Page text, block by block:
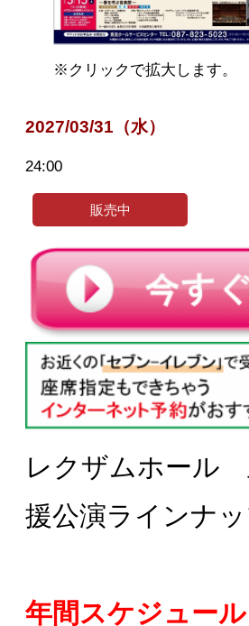
※クリックで拡大します。
2027/03/31（水）
24:00
販売中
レクザムホール
援公演ラインナ
年間スケジュール